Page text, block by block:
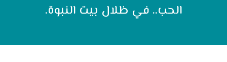
الحب.. في ظلال بيت النبوة.